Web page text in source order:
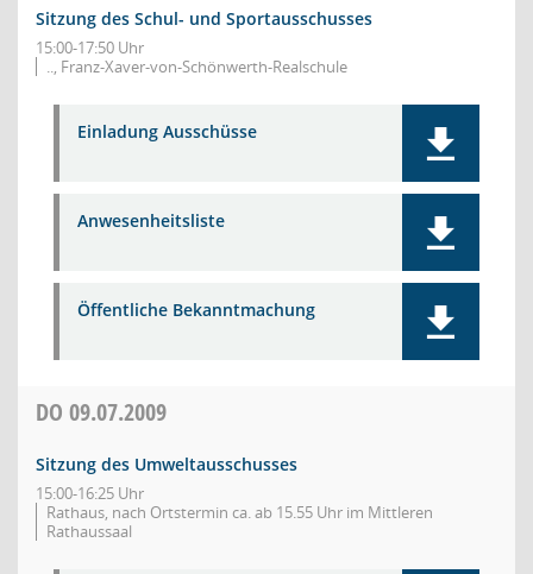
Sitzung des Schul- und Sportausschusses
15:00-17:50 Uhr
.., Franz-Xaver-von-Schönwerth-Realschule
Einladung Ausschüsse
Anwesenheitsliste
Öffentliche Bekanntmachung
DO 09.07.2009
Sitzung des Umweltausschusses
15:00-16:25 Uhr
Rathaus, nach Ortstermin ca. ab 15.55 Uhr im Mittleren
Rathaussaal